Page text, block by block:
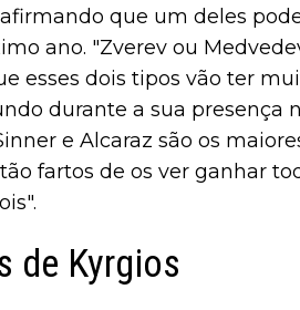
que um deles
ano. "Zverev ou
esses dois tipos vão ter
durante a sua presença
e Alcaraz são os
fartos de os ver ganhar
de Kyrgios